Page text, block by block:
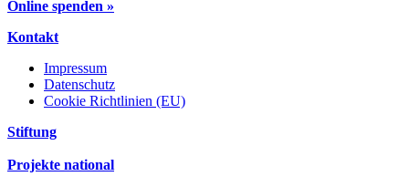
Online spenden »
Kontakt
Impressum
Datenschutz
Cookie Richtlinien (EU)
Stiftung
Projekte national